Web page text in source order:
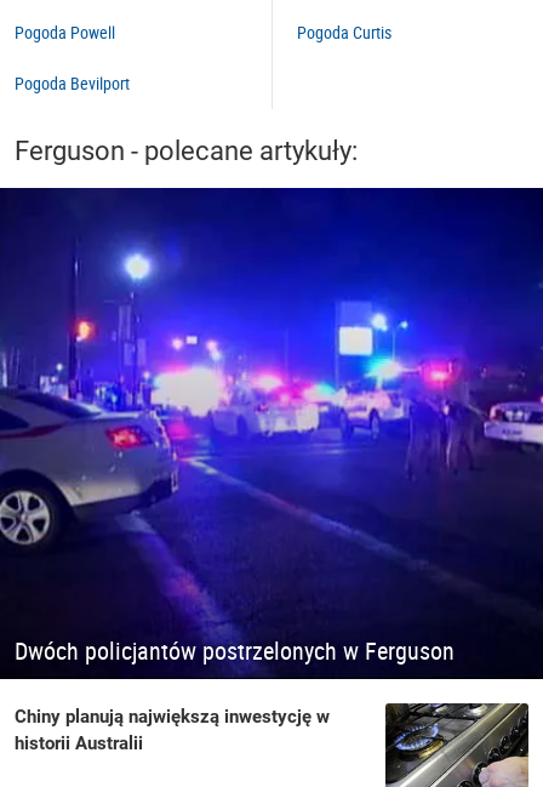
Pogoda Powell
Pogoda Bevilport
Pogoda Curtis
Ferguson - polecane artykuły:
Dwóch policjantów postrzelonych w Ferguson
Chiny planują największą inwestycję w
historii Australii